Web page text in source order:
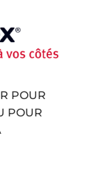
POUR
POUR